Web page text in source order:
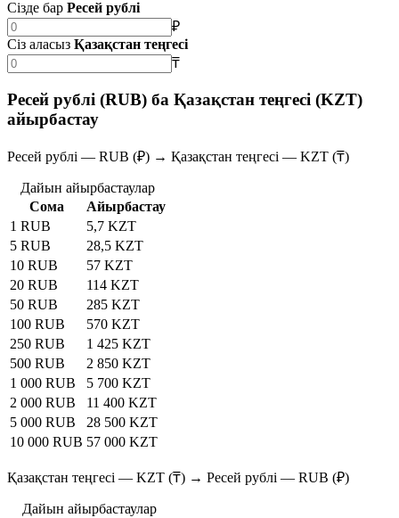
Сізде бар Ресей рублі
₽
Сіз аласыз Қазақстан теңгесі
₸
Ресей рублі (RUB) ба Қазақстан теңгесі (KZT)
айырбастау
Ресей рублі — RUB (₽) → Қазақстан теңгесі — KZT (₸)
Дайын айырбастаулар
Сома
Айырбастау
1 RUB
5,7 KZT
5 RUB
28,5 KZT
10 RUB
57 KZT
20 RUB
114 KZT
50 RUB
285 KZT
100 RUB
570 KZT
250 RUB
1 425 KZT
500 RUB
2 850 KZT
1 000 RUB
5 700 KZT
2 000 RUB
11 400 KZT
5 000 RUB
28 500 KZT
10 000 RUB 57 000 KZT
Қазақстан теңгесі — KZT (₸) → Ресей рублі — RUB (₽)
Дайын айырбастаулар